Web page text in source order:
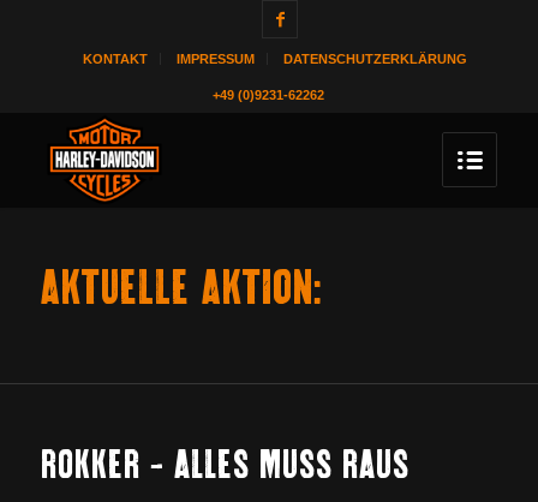
KONTAKT IMPRESSUM DATENSCHUTZERKLÄRUNG
+49 (0)9231-62262
AKTUELLE AKTION:
ROKKER – ALLES MUSS RAUS